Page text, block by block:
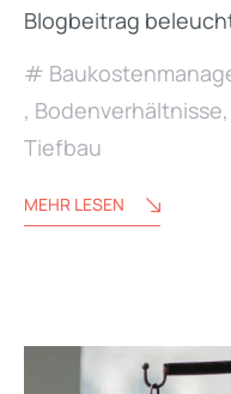
Blogbeitrag
, Bodenverhältnisse,
Tiefbau
MEHR LESEN